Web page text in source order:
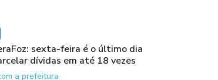
sexta-feira é o último dia
dívidas em até 18 vezes
a prefeitura